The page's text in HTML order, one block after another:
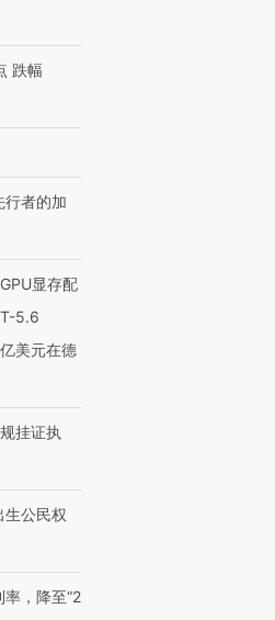
跌幅
行者的加
显存配
5.6
美元在德
挂证执
生公民权
，降至“2